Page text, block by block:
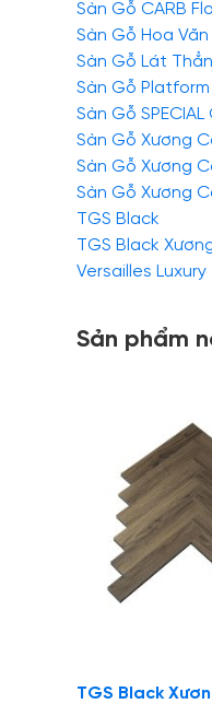
Sàn Gỗ CARB
Sàn Gỗ Hoa Văn
Sàn Gỗ Lát
Sàn Gỗ Platform
Sàn Gỗ SPECIAL
Sàn Gỗ Xương
Sàn Gỗ Xương
Sàn Gỗ Xương
TGS Black
TGS Black
Versailles Luxury
Sản phẩm
TGS Black